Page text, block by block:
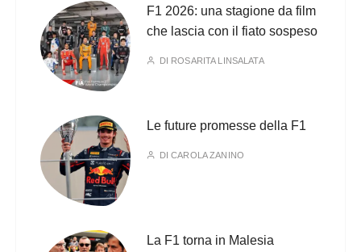
F1 2026: una stagione da film
che lascia con il fiato sospeso
DI ROSARITA LINSALATA
Le future promesse della F1
DICAROLA ZANINO
La F1 torna in Malesia